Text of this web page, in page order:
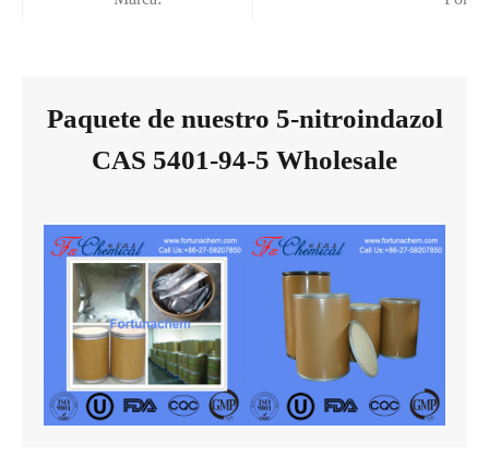
Paquete de nuestro 5-nitroindazol
CAS 5401-94-5 Wholesale